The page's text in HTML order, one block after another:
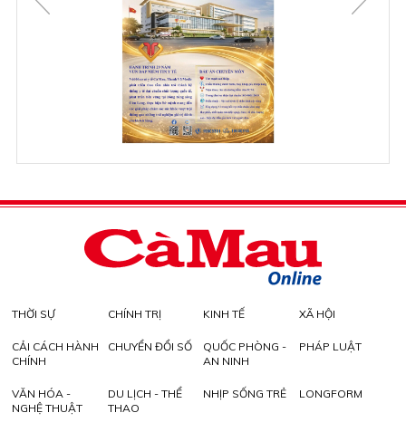
THỜI SỰ CHÍNH TRỊ KINH TẾ XÃ HỘI
CẢI CÁCH HÀNH
CHÍNH
CHUYỂN ĐỔI SỐ
QUỐC PHÒNG -
AN NINH
PHÁP LUẬT
VĂN HÓA -
NGHỆ THUẬT
DU LỊCH - THỂ
THAO
NHỊP SỐNG TRẺ LONGFORM